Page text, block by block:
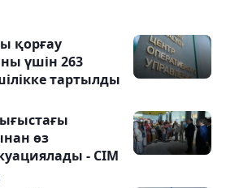
қорғау
үшін 263
тартылды
өз
- СІМ